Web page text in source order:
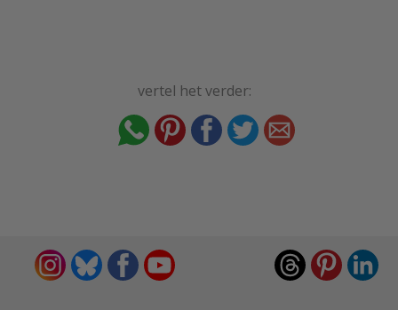
vertel het verder: